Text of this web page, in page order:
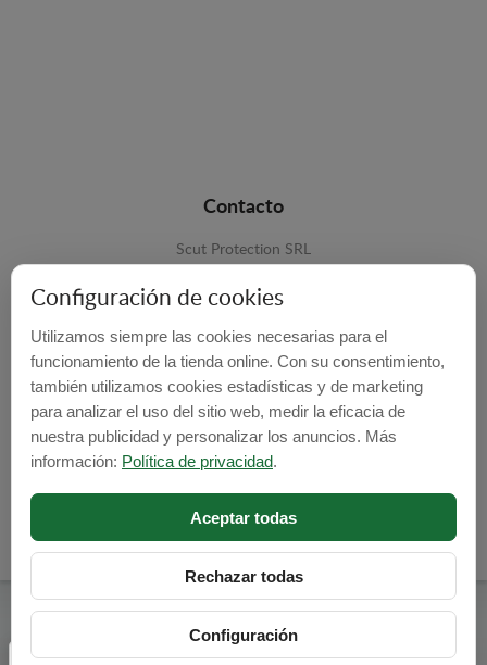
Contacto
Scut Protection SRL
Harghita, Romania
E-mail: info@cubrecarter.com
Programed Bylokopi WEB
Configuración de cookies
Utilizamos siempre las cookies necesarias para el
funcionamiento de la tienda online. Con su consentimiento,
también utilizamos cookies estadísticas y de marketing
para analizar el uso del sitio web, medir la eficacia de
nuestra publicidad y personalizar los anuncios. Más
información: Política de privacidad.
Aceptar todas
Rechazar todas
Configuración
Configuración de cookies